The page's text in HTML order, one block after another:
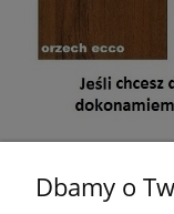
znajdują się
sprzedaży (paragon
Dbamy o